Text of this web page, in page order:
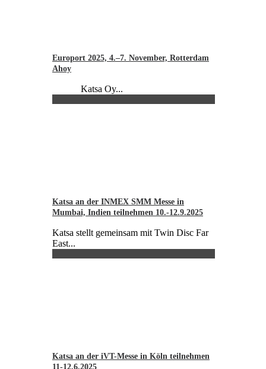
Europort 2025, 4.–7. November, Rotterdam
Ahoy
Katsa Oy...
Katsa an der INMEX SMM Messe in
Mumbai, Indien teilnehmen 10.-12.9.2025
Katsa stellt gemeinsam mit Twin Disc Far
East...
Katsa an der iVT-Messe in Köln teilnehmen
11-12.6.2025